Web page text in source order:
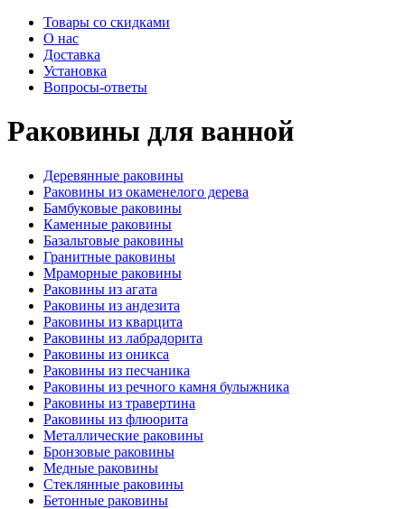
Товары со скидками
О нас
Доставка
Установка
Вопросы-ответы
Раковины для ванной
Деревянные раковины
Раковины из окаменелого дерева
Бамбуковые раковины
Каменные раковины
Базальтовые раковины
Гранитные раковины
Мраморные раковины
Раковины из агата
Раковины из андезита
Раковины из кварцита
Раковины из лабрадорита
Раковины из оникса
Раковины из песчаника
Раковины из речного камня булыжника
Раковины из травертина
Раковины из флюорита
Металлические раковины
Бронзовые раковины
Медные раковины
Стеклянные раковины
Бетонные раковины